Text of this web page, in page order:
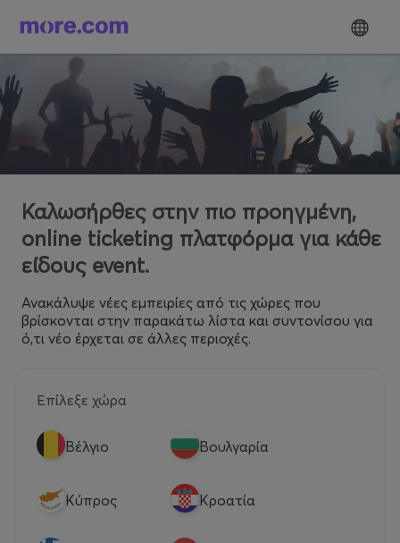
Καλωσήρθες στην πιο προηγμένη,
online ticketing πλατφόρμα για κάθε
είδους event.
Ανακάλυψε νέες εμπειρίες από τις χώρες που
βρίσκονται στην παρακάτω λίστα και συντονίσου για
ό,τι νέο έρχεται σε άλλες περιοχές.
Επίλεξε χώρα
Βέλγιο Βουλγαρία
Κύπρος Κροατία